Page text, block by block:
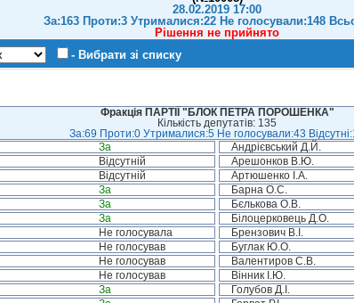
28.02.2019 17:00
За:163 Проти:3 Утрималися:22 Не голосували:148
Рішення не прийнято
- Вибрати зі списку
Фракція ПАРТІЇ "БЛОК ПЕТРА ПОРОШЕНКА"
Кількість депутатів: 135
За:69 Проти:0 Утрималися:5 Не голосували:43
За Андрієвський Д.Й.
Відсутній Арешонков В.Ю.
Відсутній Артюшенко І.А.
За Барна О.С.
За Бєлькова О.В.
За Білоцерковець Д.О.
Не голосувала Брензович В.І.
Не голосував Буглак Ю.О.
Не голосував Валентиров С.В.
Не голосував Вінник І.Ю.
За Голубов Д.І.